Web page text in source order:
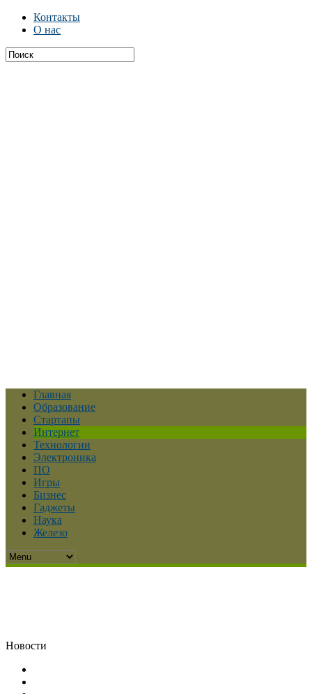
Контакты
О нас
Главная
Образование
Стартапы
Интернет
Технологии
Электроника
ПО
Игры
Бизнес
Гаджеты
Наука
Железо
Новости